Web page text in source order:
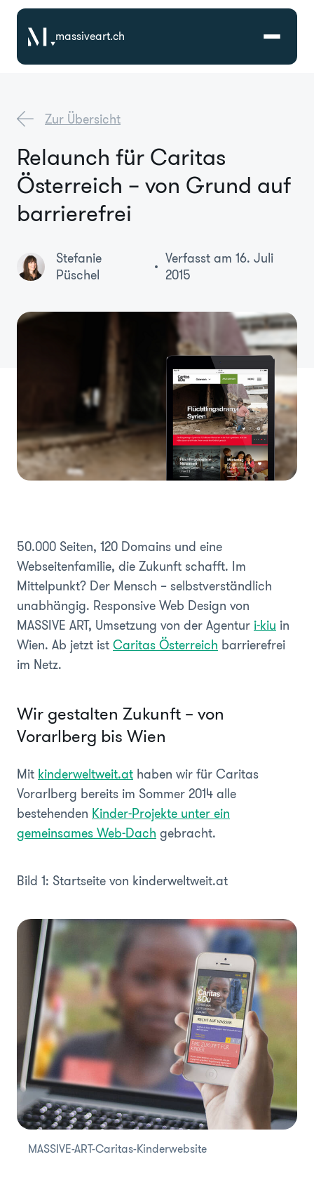
massiveart.ch
Referenzen
Branchen
Karriere
Über Uns
Zur Übersicht
Relaunch für Caritas
Österreich – von Grund auf
barrierefrei
Stefanie
Püschel
Verfasst am 16. Juli
2015
50.000 Seiten, 120 Domains und eine
Webseitenfamilie, die Zukunft schafft. Im
Mittelpunkt? Der Mensch – selbstverständlich
unabhängig. Responsive Web Design von
MASSIVE ART, Umsetzung von der Agentur i-kiu in
Wien. Ab jetzt istCaritas Österreich barrierefrei
im Netz.
Wir gestalten Zukunft – von
Vorarlberg bis Wien
Mit kinderweltweit.at haben wir für Caritas
Vorarlberg bereits im Sommer 2014 alle
bestehenden Kinder-Projekte unter ein
gemeinsames Web-Dach gebracht.
Bild 1: Startseite von kinderweltweit.at
MASSIVE-ART-Caritas-Kinderwebsite